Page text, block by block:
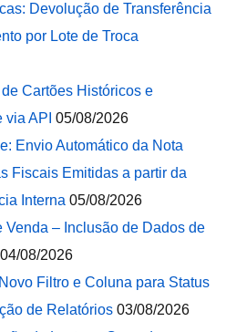
Devolução de Transferência
por Lote de Troca
Cartões Históricos e
API 05/08/2026
Envio Automático da Nota
Fiscais Emitidas a partir da
Interna 05/08/2026
Venda – Inclusão de Dados de
04/08/2026
Filtro e Coluna para Status
de Relatórios 03/08/2026